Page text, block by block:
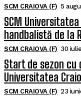
SCM CRAIOVA (F) 5
SCM
handbalistă de la
SCM CRAIOVA (F) 30
Start de sezon cu
Universitatea
SCM CRAIOVA (F) 23